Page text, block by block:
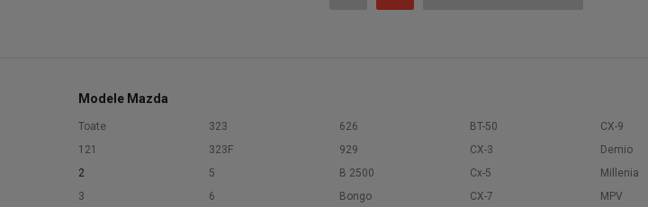
Modele Mazda
Toate
121
2
3
323
323F
5
6
626
929
B 2500
Bongo
BT-50
CX-3
Cx-5
CX-7
CX-9
Demio
Millenia
MPV